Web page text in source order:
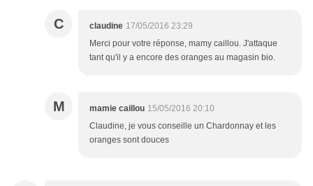
C claudine 17/05/2016 23:29
Merci pour votre réponse, mamy caillou. J'attaque
tant qu'il y a encore des oranges au magasin bio.
M mamie caillou 15/05/2016 20:10
Claudine, je vous conseille un Chardonnay et les
oranges sont douces